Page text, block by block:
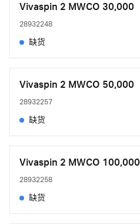
Vivaspin 2 MWCO 30,000
28932248
缺货
Vivaspin 2 MWCO 50,000
28932257
缺货
Vivaspin 2 MWCO 100,000
28932258
缺货